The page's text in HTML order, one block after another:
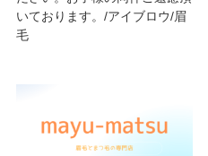
いております。/アイブロウ/眉
毛